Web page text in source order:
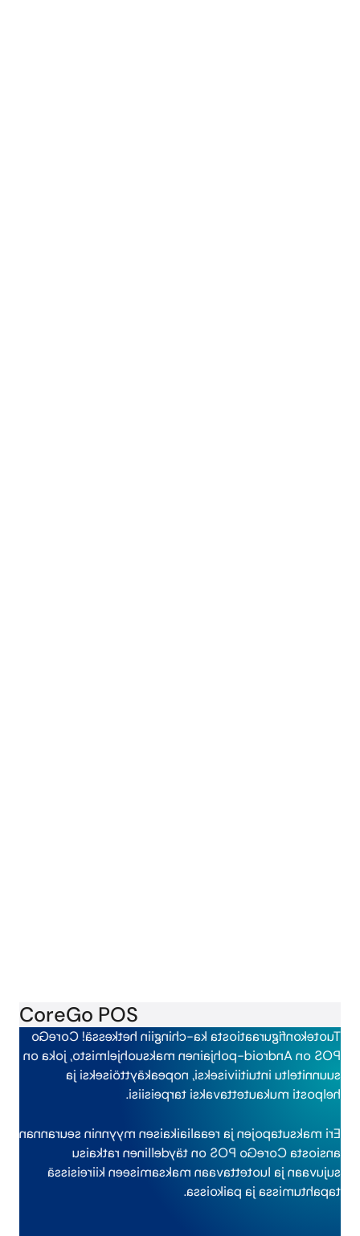
CoreGo POS
Tuotekonfiguraatiosta ka-chingiin hetkessä! CoreGo
POS on Android-pohjainen maksuohjelmisto, joka on
suunniteltu intuitiiviseksi, nopeakäyttöiseksi ja
helposti mukautettavaksi tarpeisiisi.
Eri maksutapojen ja reaaliaikaisen myynnin seurannan
ansiosta CoreGo POS on täydellinen ratkaisu
sujuvaan ja luotettavaan maksamiseen kiireisissä
tapahtumissa ja paikoissa.